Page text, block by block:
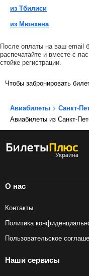
из Тбилиси
из Мюнхена
После оплаты на ваш email
распечатайте и вместе с
стойке регистрации.
Чтобы забронировать
Авиабилеты Санкт-
Авиабилеты из Санкт-
О нас
Контакты
Политика
Пользовательское
Наши сервисы